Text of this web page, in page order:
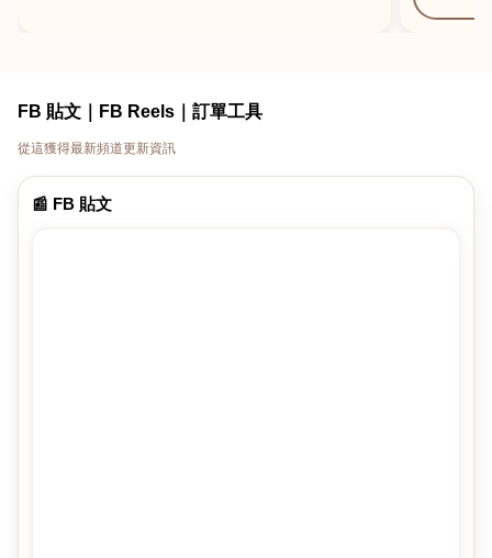
FB 貼文｜FB Reels｜訂單工具
從這獲得最新頻道更新資訊
📰 FB 貼文